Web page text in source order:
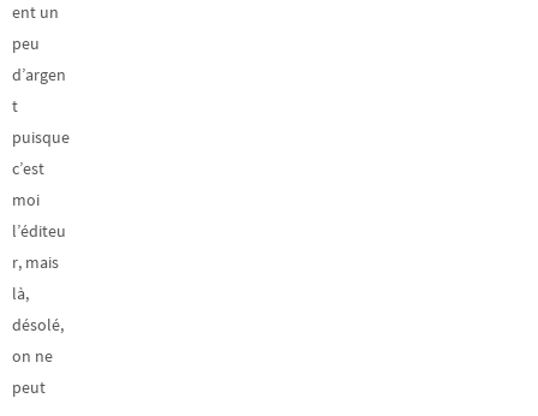
ent un
peu
d’argen
t
puisque
c’est
moi
l’éditeu
r, mais
là,
désolé,
on ne
peut